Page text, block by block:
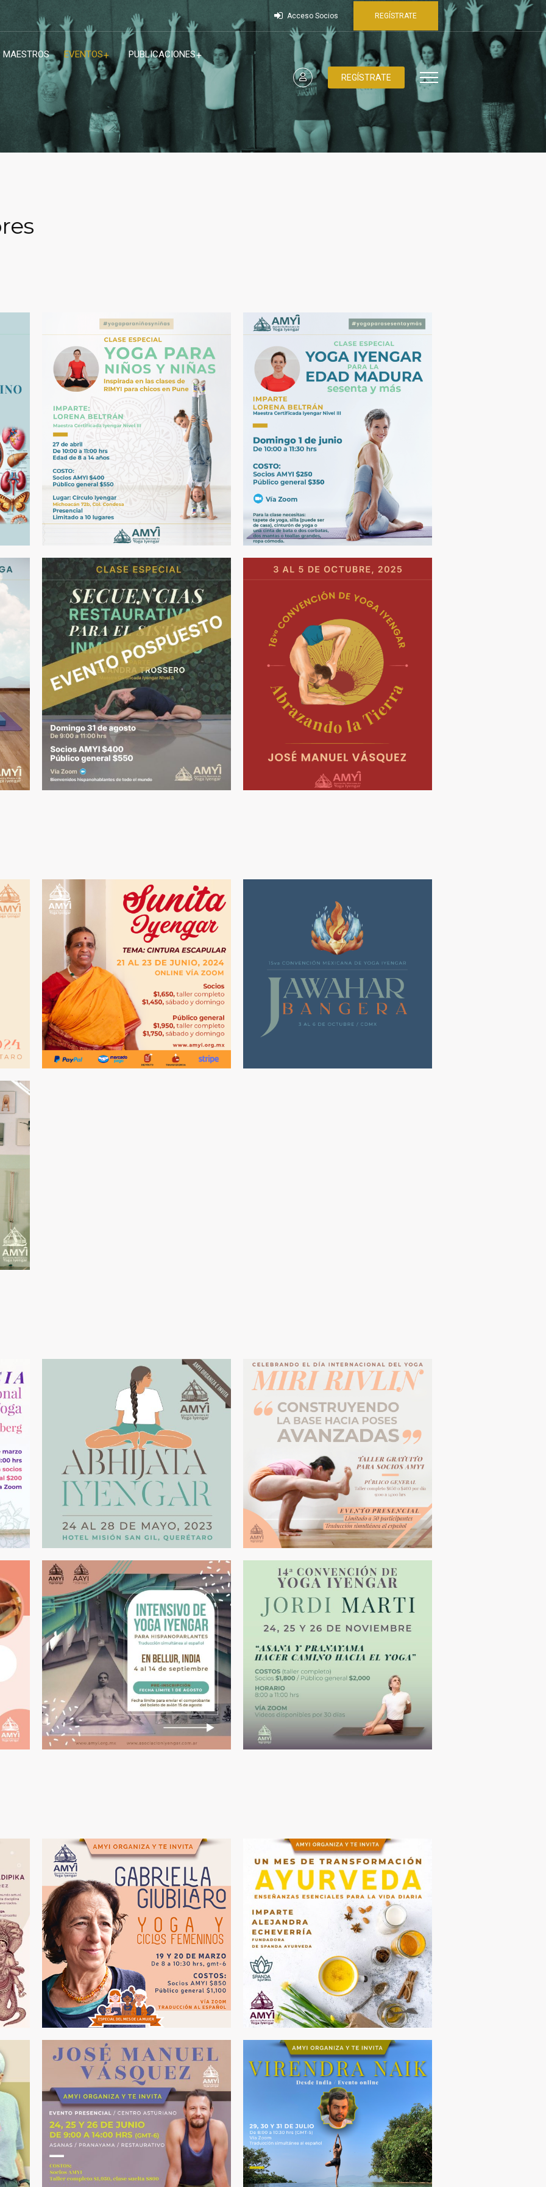
Acceso Socios REGÍSTRATE
MAESTROS EVENTOS PUBLICACIONES
REGÍSTRATE